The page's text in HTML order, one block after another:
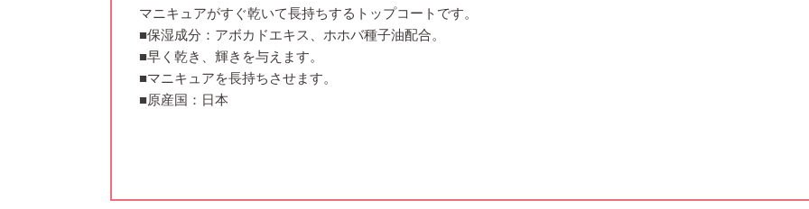
マニキュアがすぐ乾いて長持ちするトップコートです。
■保湿成分：アボカドエキス、ホホバ種子油配合。
■早く乾き、輝きを与えます。
■マニキュアを長持ちさせます。
■原産国：日本